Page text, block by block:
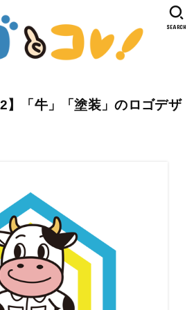
SEARCH
】「牛」「塗装」のロゴデザ